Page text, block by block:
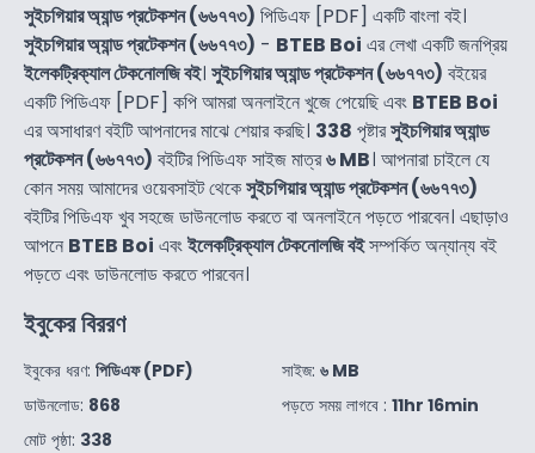
সুইচগিয়ার অ্যান্ড প্রটেকশন (৬৬৭৭৩) পিডিএফ [PDF] একটি বাংলা বই।
সুইচগিয়ার অ্যান্ড প্রটেকশন (৬৬৭৭৩) - BTEB Boi এর লেখা একটি জনপ্রিয়
ইলেকট্রিক্যাল টেকনোলজি বই। সুইচগিয়ার অ্যান্ড প্রটেকশন (৬৬৭৭৩) বইয়ের
একটি পিডিএফ [PDF] কপি আমরা অনলাইনে খুজে পেয়েছি এবং BTEB Boi
এর অসাধারণ বইটি আপনাদের মাঝে শেয়ার করছি। 338 পৃষ্টারসুইচগিয়ার অ্যান্ড
প্রটেকশন (৬৬৭৭৩) বইটির পিডিএফ সাইজ মাত্র৬ MB। আপনারা চাইলে যে
কোন সময় আমাদের ওয়েবসাইট থেকেসুইচগিয়ার অ্যান্ড প্রটেকশন (৬৬৭৭৩)
বইটির পিডিএফ খুব সহজে ডাউনলোড করতে বা অনলাইনে পড়তে পারবেন। এছাড়াও
আপনে BTEB Boi এবংইলেকট্রিক্যাল টেকনোলজি বইসম্পর্কিত অন্যান্য বই
পড়তে এবং ডাউনলোড করতে পারবেন।
ইবুকের বিররণ
ইবুকের ধরণ: পিডিএফ (PDF)
ডাউনলোড: 868
মোট পৃষ্ঠা: 338
সাইজ: ৬ MB
পড়তে সময় লাগবে : 11hr 16min